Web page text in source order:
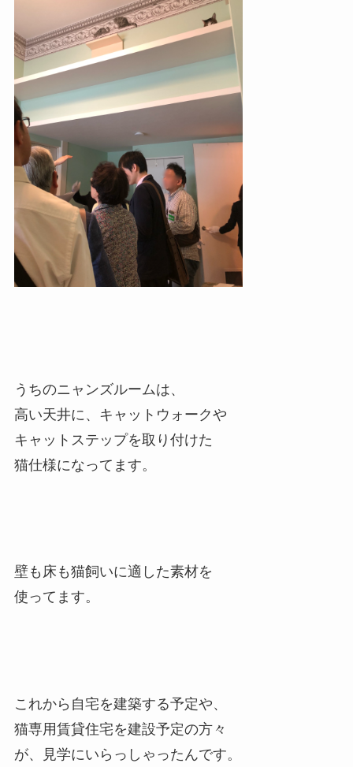
うちのニャンズルームは、
高い天井に、キャットウォークや
キャットステップを取り付けた
猫仕様になってます。
壁も床も猫飼いに適した素材を
使ってます。
これから自宅を建築する予定や、
猫専用賃貸住宅を建設予定の方々
が、見学にいらっしゃったんです。